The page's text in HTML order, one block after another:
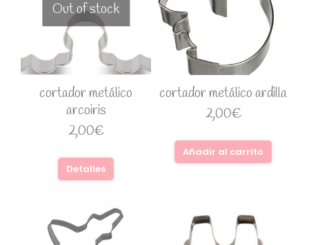
Out of stock
cortador metálico
arcoiris
2,00€
Detalles
cortador metálico ardilla
2,00€
Añadir al carrito